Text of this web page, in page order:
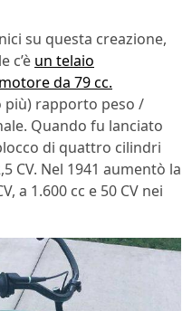
su questa creazione,
c’è un telaio
da 79 cc.
più) rapporto peso /
Quando fu lanciato
di quattro cilindri
CV. Nel 1941 aumentò la
a 1.600 cc e 50 CV nei